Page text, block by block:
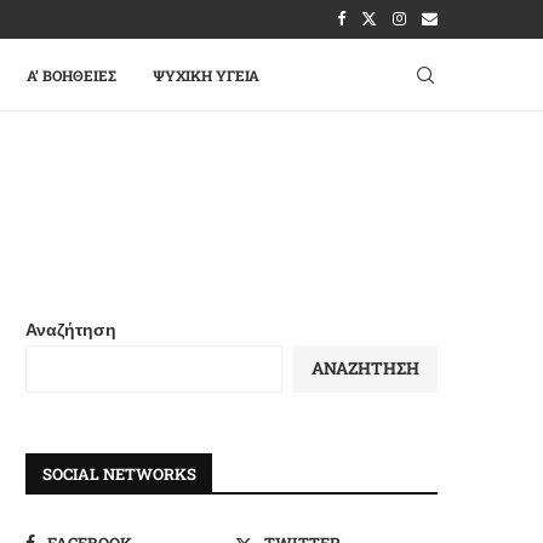
A’ ΒΟΉΘΕΙΕΣ ΨΥΧΙΚΉ ΥΓΕΊΑ
Αναζήτηση
ΑΝΑΖΉΤΗΣΗ
SOCIAL NETWORKS